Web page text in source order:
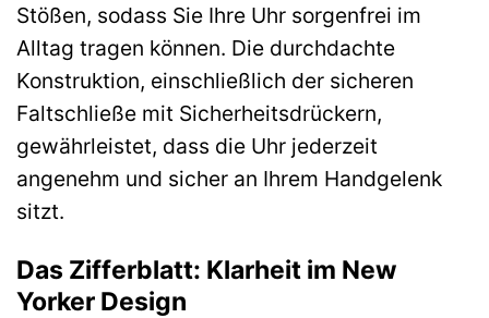
Stößen, sodass Sie Ihre Uhr sorgenfrei im
Alltag tragen können. Die durchdachte
Konstruktion, einschließlich der sicheren
Faltschließe mit Sicherheitsdrückern,
gewährleistet, dass die Uhr jederzeit
angenehm und sicher an Ihrem Handgelenk
sitzt.
Das Zifferblatt: Klarheit im New
Yorker Design